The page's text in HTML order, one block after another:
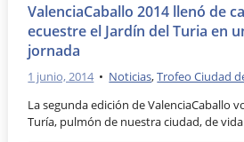
ValenciaCaballo 2014 llenó de
ecuestre el Jardín del Turia en
jornada
1 junio, 2014 • Noticias,Trofeo Ciudad
La segunda edición de ValenciaCaballo
Turía, pulmón de nuestra ciudad, de